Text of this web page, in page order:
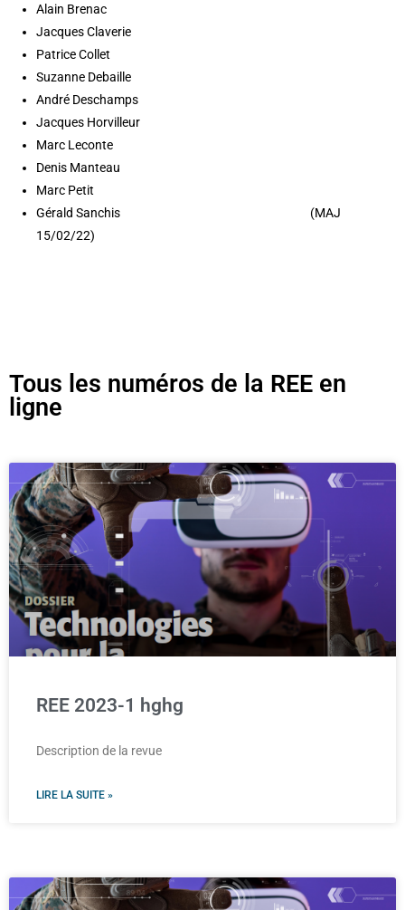
Alain Brenac
Jacques Claverie
Patrice Collet
Suzanne Debaille
André Deschamps
Jacques Horvilleur
Marc Leconte
Denis Manteau
Marc Petit
Gérald Sanchis (MAJ
15/02/22)
Tous les numéros de la REE en
ligne
REE 2023-1 hghg
Description de la revue
LIRE LA SUITE »